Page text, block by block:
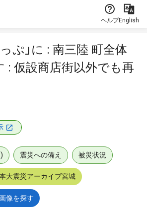
ヘルプEnglish
ぷ」に : 南三陸 町全体
: 仮設商店街以外でも再
震災への備え 被災状況
大震災アーカイブ宮城
像を探す